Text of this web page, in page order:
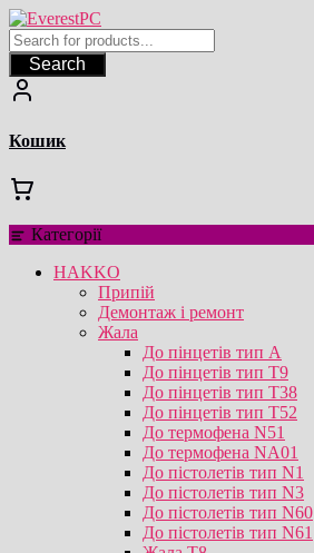
Перейти
до
вмісту
Search
Кошик
Категорії
HAKKO
Припій
Демонтаж і ремонт
Жала
До пінцетів тип А
До пінцетів тип T9
До пінцетів тип T38
До пінцетів тип T52
До термофена N51
До термофена NA01
До пістолетів тип N1
До пістолетів тип N3
До пістолетів тип N60
До пістолетів тип N61